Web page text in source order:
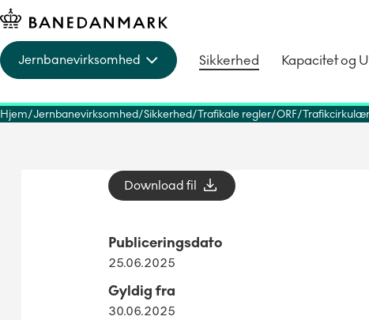
Jernbanevirksomhed Sikkerhed Kapacitet og
Hjem Jernbanevirksomhed Sikkerhed Trafikale regler ORF
Download fil
Publiceringsdato
25.06.2025
Gyldig fra
30.06.2025